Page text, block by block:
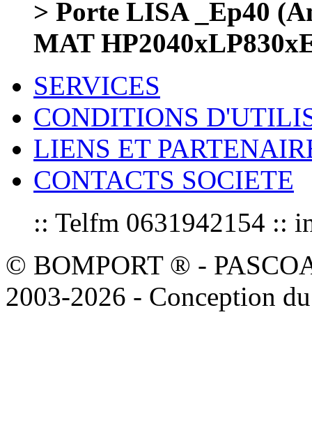
> Porte LISA _Ep40
MAT
SERVICES
CONDITIONS
LIENS ET
CONTACTS SOCIETE
:: Telfm 0631942154 ::
© BOMPORT ® -
2003-2026 - Conception